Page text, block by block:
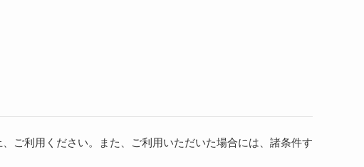
、ご利用ください。また、ご利用いただいた場合には、諸条件す